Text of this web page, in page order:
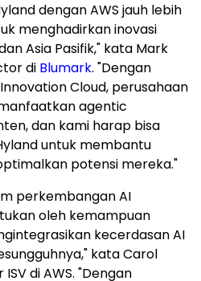
dengan AWS jauh lebih
menghadirkan inovasi
Asia Pasifik," kata Mark
di Blumark. "Dengan
Cloud, perusahaan
agentic
dan kami harap bisa
untuk membantu
potensi mereka."
perkembangan AI
oleh kemampuan
kecerdasan AI
kata Carol
di AWS. "Dengan